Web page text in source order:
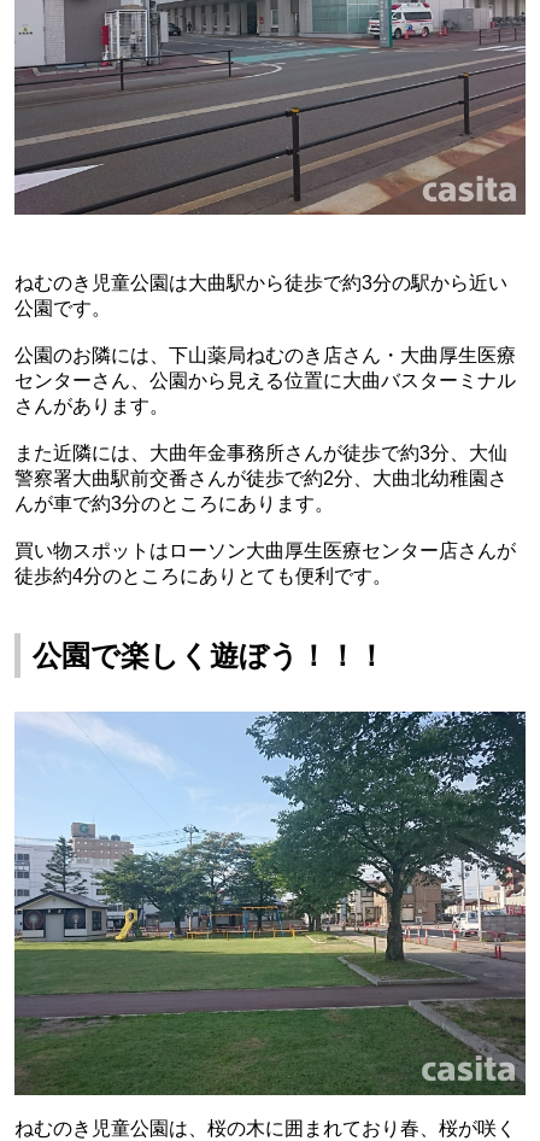
ねむのき児童公園は大曲駅から徒歩で約3分の駅から近い
公園です。
公園のお隣には、下山薬局ねむのき店さん・大曲厚生医療
センターさん、公園から見える位置に大曲バスターミナル
さんがあります。
また近隣には、大曲年金事務所さんが徒歩で約3分、大仙
警察署大曲駅前交番さんが徒歩で約2分、大曲北幼稚園さ
んが車で約3分のところにあります。
買い物スポットはローソン大曲厚生医療センター店さんが
徒歩約4分のところにありとても便利です。
公園で楽しく遊ぼう！！！
ねむのき児童公園は、桜の木に囲まれており春、桜が咲く